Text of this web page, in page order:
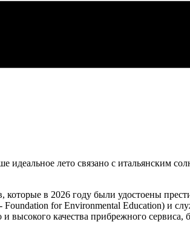
лето связано с итальянским
в 2026 году были удостоены
for Environmental Education) и
качества прибрежного